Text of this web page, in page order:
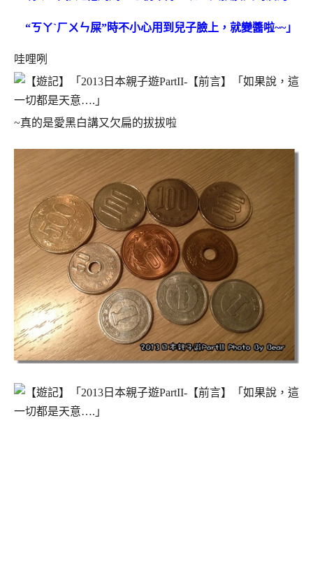
“ㄎㄚˋㄏㄨㄣ屎”時不小心用到兒子臉上，就變醬啦~~」
哇哩咧
~真的是愛黑白講又欠扁的拔拔啦